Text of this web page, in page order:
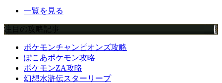
一覧を見る
注目の攻略記事
ポケモンチャンピオンズ攻略
ぽこあポケモン攻略
ポケモンZA攻略
幻想水滸伝スターリープ